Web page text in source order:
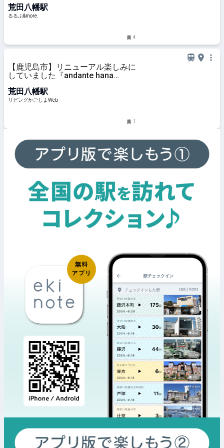
&more.
荒田八幡駅
るるぶ&more.
4
【鹿児島市】リニューアル楽しみに
していました『andante hana
荒田八幡駅
リビングかごしまWeb
1